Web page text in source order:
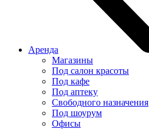
Аренда
Магазины
Под салон красоты
Под кафе
Под аптеку
Свободного назначения
Под шоурум
Офисы